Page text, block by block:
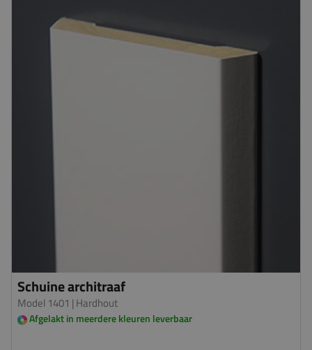
Schuine architraaf
Model 1401 | Hardhout
Afgelakt in meerdere kleuren leverbaar